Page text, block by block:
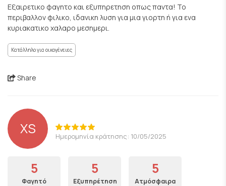
Εξαιρετικο φαγητο και εξυπηρετηση οπως παντα! Το
περιβαλλον φιλικο, ιδανικη λυση για μια γιορτη ή για ενα
κυριακατικο χαλαρο μεσημερι.
Κατάλληλο για οικογένειες
Share
XS Ημερομηνία κράτησης: 10/05/2025
5
Φαγητό
5
Εξυπηρέτηση
5
Ατμόσφαιρα